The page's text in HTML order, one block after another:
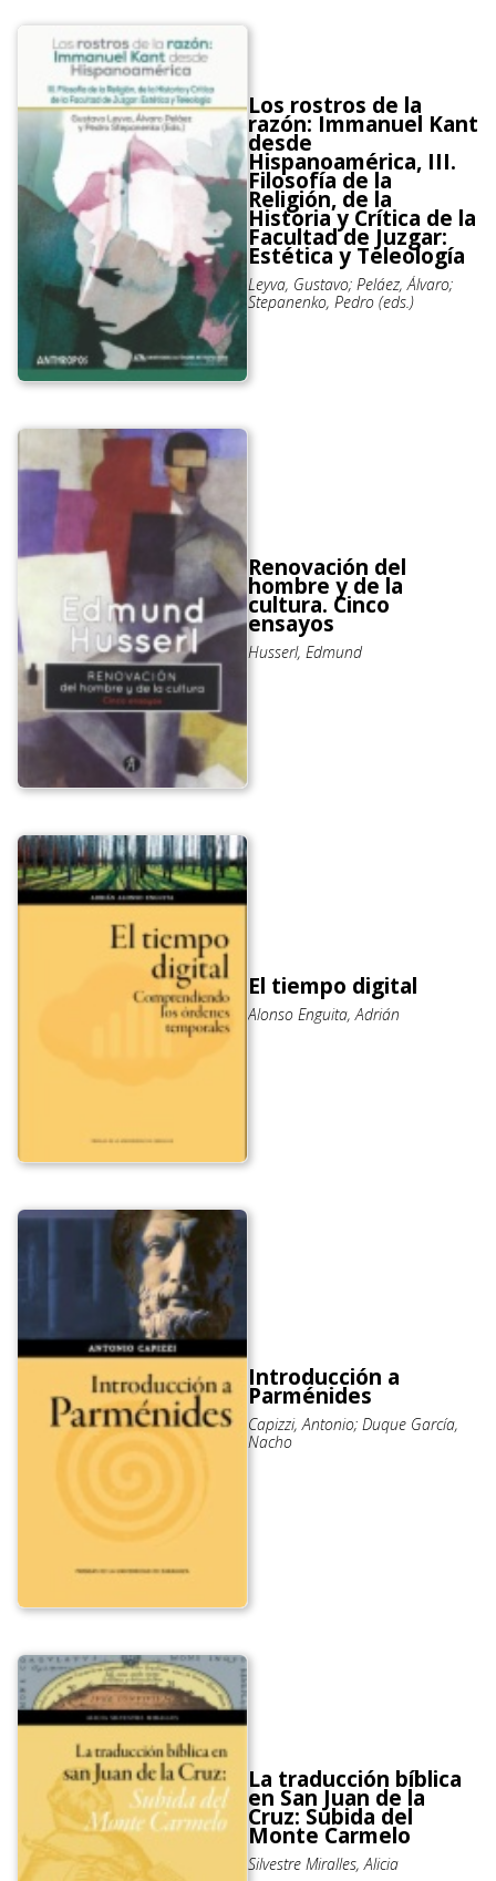
Los rostros de la
razón: Immanuel Kant
desde
Hispanoamérica, III.
Filosofía de la
Religión, de la
Historia y Crítica de la
Facultad de Juzgar:
Estética y Teleología
Leyva, Gustavo; Peláez, Álvaro;
Stepanenko, Pedro (eds.)
Renovación del
hombre y de la
cultura. Cinco
ensayos
Husserl, Edmund
El tiempo digital
Alonso Enguita, Adrián
Introducción a
Parménides
Capizzi, Antonio; Duque García,
Nacho
La traducción bíblica
en San Juan de la
Cruz: Subida del
Monte Carmelo
Silvestre Miralles, Alicia